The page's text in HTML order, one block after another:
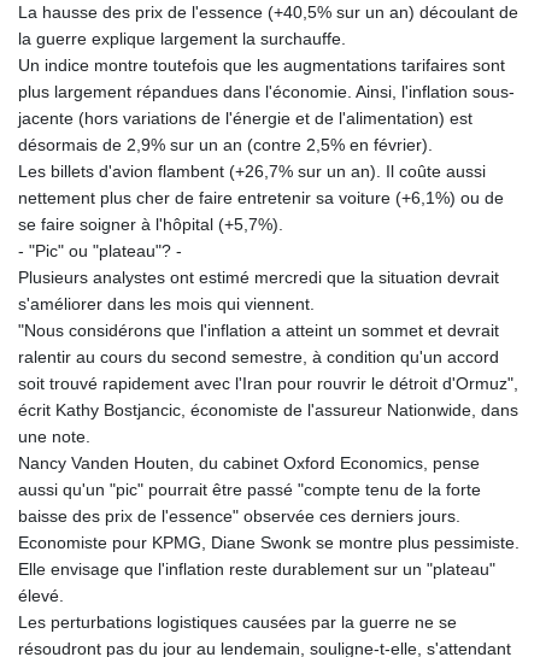
La hausse des prix de l'essence (+40,5% sur un an) découlant de
la guerre explique largement la surchauffe.
Un indice montre toutefois que les augmentations tarifaires sont
plus largement répandues dans l'économie. Ainsi, l'inflation sous-
jacente (hors variations de l'énergie et de l'alimentation) est
désormais de 2,9% sur un an (contre 2,5% en février).
Les billets d'avion flambent (+26,7% sur un an). Il coûte aussi
nettement plus cher de faire entretenir sa voiture (+6,1%) ou de
se faire soigner à l'hôpital (+5,7%).
- "Pic" ou "plateau"? -
Plusieurs analystes ont estimé mercredi que la situation devrait
s'améliorer dans les mois qui viennent.
"Nous considérons que l'inflation a atteint un sommet et devrait
ralentir au cours du second semestre, à condition qu'un accord
soit trouvé rapidement avec l'Iran pour rouvrir le détroit d'Ormuz",
écrit Kathy Bostjancic, économiste de l'assureur Nationwide, dans
une note.
Nancy Vanden Houten, du cabinet Oxford Economics, pense
aussi qu'un "pic" pourrait être passé "compte tenu de la forte
baisse des prix de l'essence" observée ces derniers jours.
Economiste pour KPMG, Diane Swonk se montre plus pessimiste.
Elle envisage que l'inflation reste durablement sur un "plateau"
élevé.
Les perturbations logistiques causées par la guerre ne se
résoudront pas du jour au lendemain, souligne-t-elle, s'attendant